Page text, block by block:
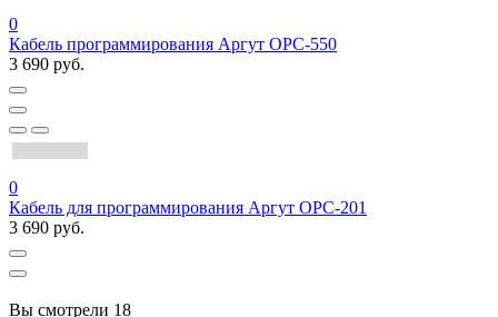
0
Кабель программирования Аргут OPC-550
3 690 руб.
0
Кабель для программирования Аргут OPC-201
3 690 руб.
Вы смотрели 18